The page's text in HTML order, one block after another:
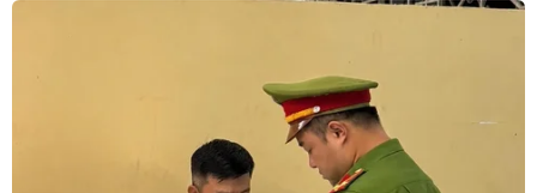
Chủ sân Azteca lỗ hơn 47 triệu USD vì